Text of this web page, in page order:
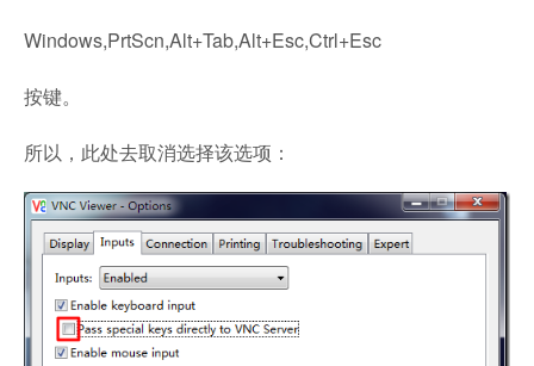
Windows,PrtScn,Alt+Tab,Alt+Esc,Ctrl+Esc
按键。
所以，此处去取消选择该选项：